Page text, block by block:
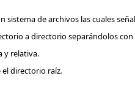
de archivos las cuales
a directorio separándolos
y relativa.
directorio raíz.